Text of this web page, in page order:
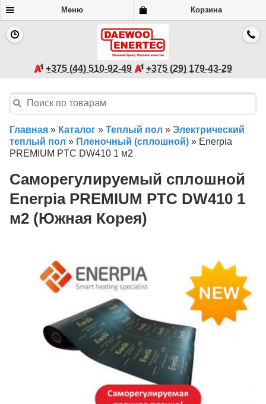
Меню Корзина
+375 (44) 510-92-49 +375 (29) 179-43-29
Главная » Каталог » Теплый пол » Электрический
теплый пол » Пленочный (сплошной) » Enerpia
PREMIUM PTC DW410 1 м2
Саморегулируемый сплошной
Enerpia PREMIUM PTC DW410 1
м2 (Южная Корея)